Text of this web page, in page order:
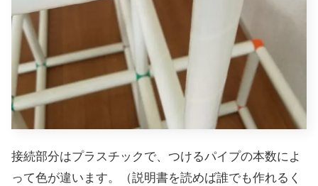
接続部分はプラスチックで、つけるパイプの本数によ
って色が違います。（説明書を読めば誰でも作れるく